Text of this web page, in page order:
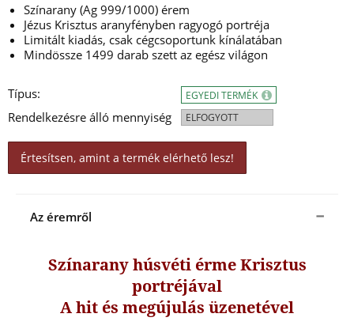
Színarany (Ag 999/1000) érem
Jézus Krisztus aranyfényben ragyogó portréja
Limitált kiadás, csak cégcsoportunk kínálatában
Mindössze 1499 darab szett az egész világon
Típus:
Rendelkezésre álló mennyiség
EGYEDI TERMÉK
ELFOGYOTT
Értesítsen, amint a termék elérhető lesz!
Az éremről
Színarany húsvéti érme Krisztus
portréjával
A hit és megújulás üzenetével